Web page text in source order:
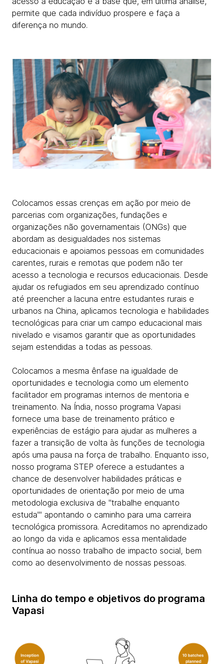
permite que cada indivíduo prospere e faça a
diferença no mundo.
Colocamos essas crenças em ação por meio de
parcerias com organizações, fundações e
organizações não governamentais (ONGs) que
abordam as desigualdades nos sistemas
educacionais e apoiamos pessoas em comunidades
carentes, rurais e remotas que podem não ter
acesso a tecnologia e recursos educacionais. Desde
ajudar os refugiados em seu aprendizado contínuo
até preencher a lacuna entre estudantes rurais e
urbanos na China, aplicamos tecnologia e habilidades
tecnológicas para criar um campo educacional mais
nivelado e visamos garantir que as oportunidades
sejam estendidas a todas as pessoas.
Colocamos a mesma ênfase na igualdade de
oportunidades e tecnologia como um elemento
facilitador em programas internos de mentoria e
treinamento. Na Índia, nosso programa Vapasi
fornece uma base de treinamento prático e
experiências de estágio para ajudar as mulheres a
fazer a transição de volta às funções de tecnologia
após uma pausa na força de trabalho. Enquanto isso,
nosso programa STEP oferece a estudantes a
chance de desenvolver habilidades práticas e
oportunidades de orientação por meio de uma
metodologia exclusiva de "trabalhe enquanto
estuda'" apontando o caminho para uma carreira
tecnológica promissora. Acreditamos no aprendizado
ao longo da vida e aplicamos essa mentalidade
contínua ao nosso trabalho de impacto social, bem
como ao desenvolvimento de nossas pessoas.
Linha do tempo e objetivos do programa
Vapasi